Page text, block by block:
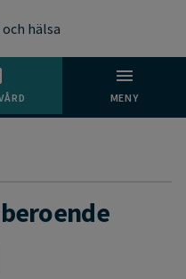
och hälsa
MENY